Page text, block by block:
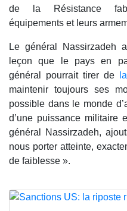
de la Résistance
équipements et leurs
Le général Nassirzadeh
leçon que le pays en
général pourrait tirer de
maintenir toujours ses
possible dans le monde
d’une puissance
général Nassirzadeh,
nous porter atteinte,
de faiblesse ».